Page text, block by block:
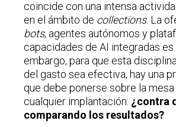
coincide con una intensa
en el ámbito de collections. La
bots, agentes autónomos y
capacidades de AI integradas es
embargo, para que esta
del gasto sea efectiva, hay una
que debe ponerse sobre la
cualquier implantación: ¿contra
comparando los resultados?